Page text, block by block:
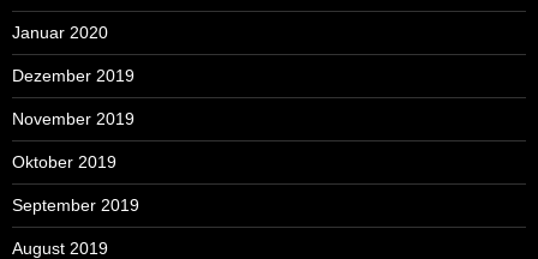
Januar 2020
Dezember 2019
November 2019
Oktober 2019
September 2019
August 2019